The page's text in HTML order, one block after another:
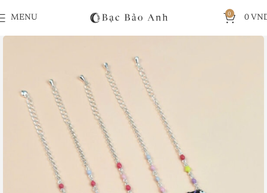
MENU
0
0